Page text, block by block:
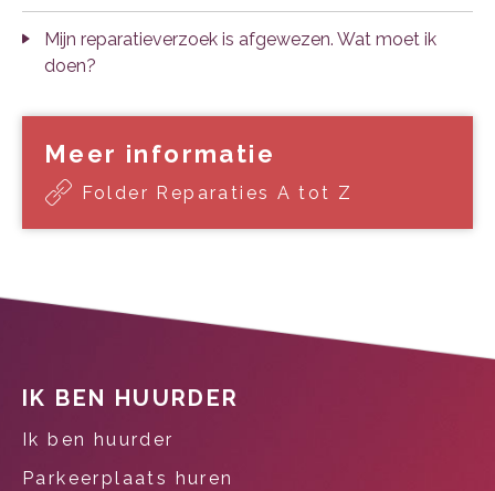
Mijn reparatieverzoek is afgewezen. Wat moet ik
doen?
Meer informatie
Folder Reparaties A tot Z
Contactinformatie
IK BEN HUURDER
Ik ben huurder
Parkeerplaats huren